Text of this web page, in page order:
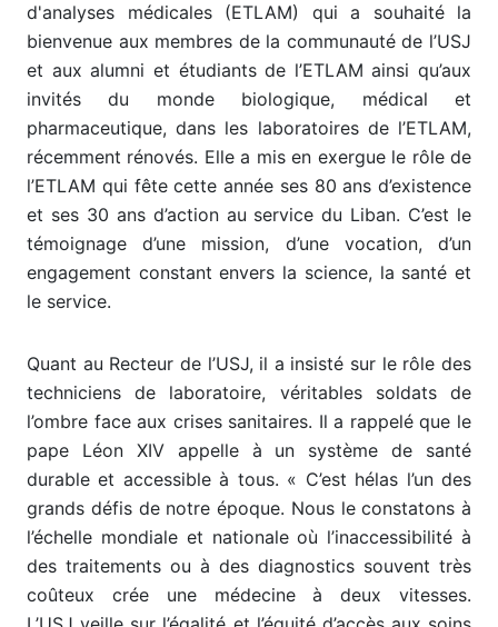
d'analyses médicales (ETLAM) qui a souhaité la
bienvenue aux membres de la communauté de l’USJ
et aux alumni et étudiants de l’ETLAM ainsi qu’aux
invités du monde biologique, médical et
pharmaceutique, dans les laboratoires de l’ETLAM,
récemment rénovés. Elle a mis en exergue le rôle de
l’ETLAM qui fête cette année ses 80 ans d’existence
et ses 30 ans d’action au service du Liban. C’est le
témoignage d’une mission, d’une vocation, d’un
engagement constant envers la science, la santé et
le service.
Quant au Recteur de l’USJ, il a insisté sur le rôle des
techniciens de laboratoire, véritables soldats de
l’ombre face aux crises sanitaires. Il a rappelé que le
pape Léon XIV appelle à un système de santé
durable et accessible à tous. « C’est hélas l’un des
grands défis de notre époque. Nous le constatons à
l’échelle mondiale et nationale où l’inaccessibilité à
des traitements ou à des diagnostics souvent très
coûteux crée une médecine à deux vitesses.